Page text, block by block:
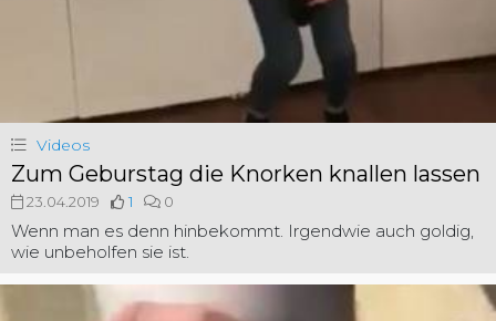
Videos
Zum Geburstag die Knorken knallen lassen
23.04.2019 1 0
Wenn man es denn hinbekommt. Irgendwie auch goldig,
wie unbeholfen sie ist.